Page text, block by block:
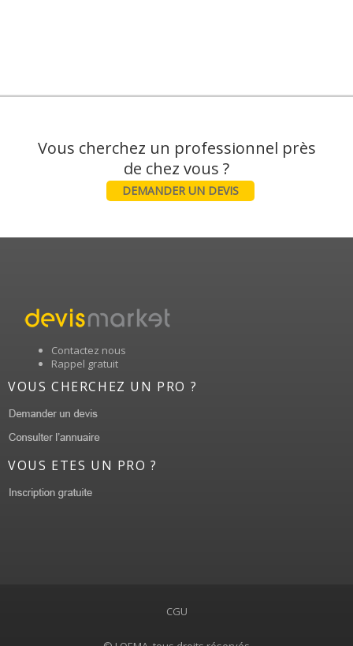
Vous cherchez un professionnel près
DEMANDER UN DEVIS
Contactez nous
Rappel gratuit
VOUS CHERCHEZ UN PRO ?
VOUS ETES UN PRO ?
CGU